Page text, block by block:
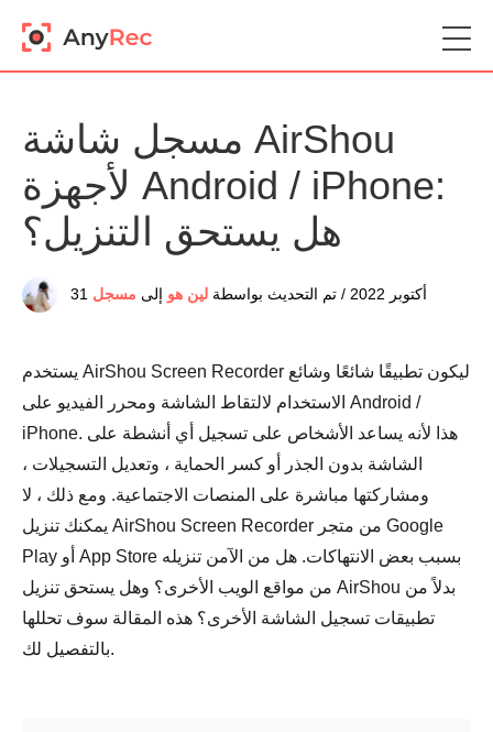
مسجل شاشة AirShou
لأجهزة Android / iPhone:
هل يستحق التنزيل؟
31 أكتوبر 2022 / تم التحديث بواسطة لين هو إلى مسجل
يستخدم AirShou Screen Recorder ليكون تطبيقًا شائعًا وشائع
الاستخدام لالتقاط الشاشة ومحرر الفيديو على Android /
iPhone. هذا لأنه يساعد الأشخاص على تسجيل أي أنشطة على
الشاشة بدون الجذر أو كسر الحماية ، وتعديل التسجيلات ،
ومشاركتها مباشرة على المنصات الاجتماعية. ومع ذلك ، لا
يمكنك تنزيل AirShou Screen Recorder من متجر Google
Play أو App Store بسبب بعض الانتهاكات. هل من الآمن تنزيله
من مواقع الويب الأخرى؟ وهل يستحق تنزيل AirShou بدلاً من
تطبيقات تسجيل الشاشة الأخرى؟ هذه المقالة سوف تحللها
بالتفصيل لك.